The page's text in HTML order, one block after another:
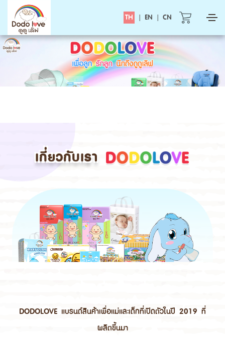
TH | EN | CN
เกี่ยวกับเรา
DODOLOVE แบรนด์สินค้าเพื่อแม่และเด็กที่เปิดตัวในปี 2019 ที่
ผลิตขึ้นมา